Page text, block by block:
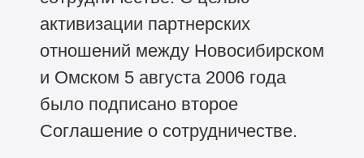
активизации партнерских
отношений между Новосибирском
и Омском 5 августа 2006 года
было подписано второе
Соглашение о сотрудничестве.